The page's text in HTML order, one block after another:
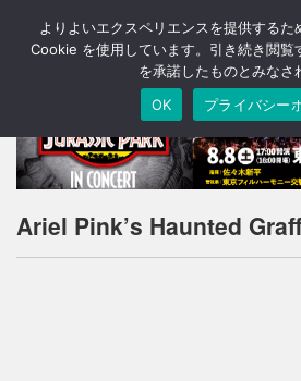
Ariel Pink’s Haunted
よりよいエクスペリエンスを提供するた
Cookie を使用しています。引き続き閲
を承諾したものとみなさ
OK
プライバシー